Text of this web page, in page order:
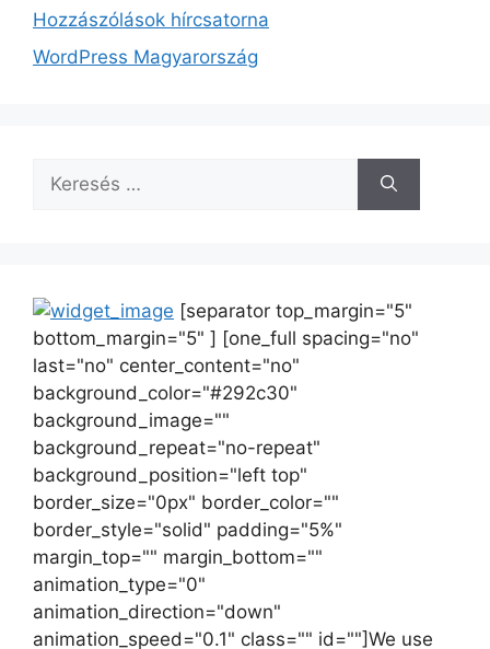
Hozzászólások hírcsatorna
WordPress Magyarország
[separator top_margin="5"
bottom_margin="5" ] [one_full spacing="no"
last="no" center_content="no"
background_color="#292c30"
background_image=""
background_repeat="no-repeat"
background_position="left top"
border_size="0px" border_color=""
border_style="solid" padding="5%"
margin_top="" margin_bottom=""
animation_type="0"
animation_direction="down"
animation_speed="0.1" class="" id=""]We use